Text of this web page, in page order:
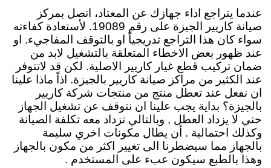
عندما يتراجع اداء جهازك عن المعتاد، اتصل بمركز
صيانة كاريير الجيزة على رقم 19089. لأستعادة كفاءته
سواء كان هذا التراجع تدريجياً او بالتوقف المفاجيء. او
عند ظهور بعض الاخطاء المتعلقة بالتشغيل لابد من
ضمان تركيب قطع غيار كاريير الاصلية. لكن قد لاتتوفر
عند الكثير من مراكز صيانة كاريير بالجيزة. اذاً ماذا علينا
ان نفعل عند تعطل منتج من منتجات شركة كاريير
بالجيزة؟ بداية يجب علينا ان نتوقف عن تشغيل الجهاز
حتي لا يزداد العطل , وبالتالي تزداد معه تكلفة الصيانة
وكذلك احتمالية . أن يطال مكونات اخري سليمة
بالجهاز مما سيضطرنا الى تغيير اكثر من مكون بالجهاز
وهذا بالطبع سيكون عبء على المستخدم .